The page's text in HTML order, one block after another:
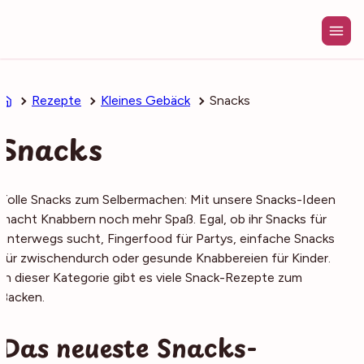
Rezepte Kleines Gebäck Snacks
Snacks
Tolle Snacks zum Selbermachen: Mit unsere Snacks-Ideen
macht Knabbern noch mehr Spaß. Egal, ob ihr Snacks für
unterwegs sucht, Fingerfood für Partys, einfache Snacks
für zwischendurch oder gesunde Knabbereien für Kinder.
In dieser Kategorie gibt es viele Snack-Rezepte zum
Backen.
Das neueste Snacks-